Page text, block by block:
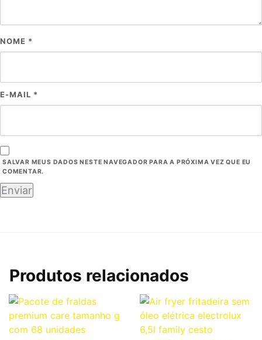
NOME *
E-MAIL *
SALVAR MEUS DADOS NESTE NAVEGADOR PARA A PRÓXIMA VEZ QUE EU
COMENTAR.
Produtos relacionados